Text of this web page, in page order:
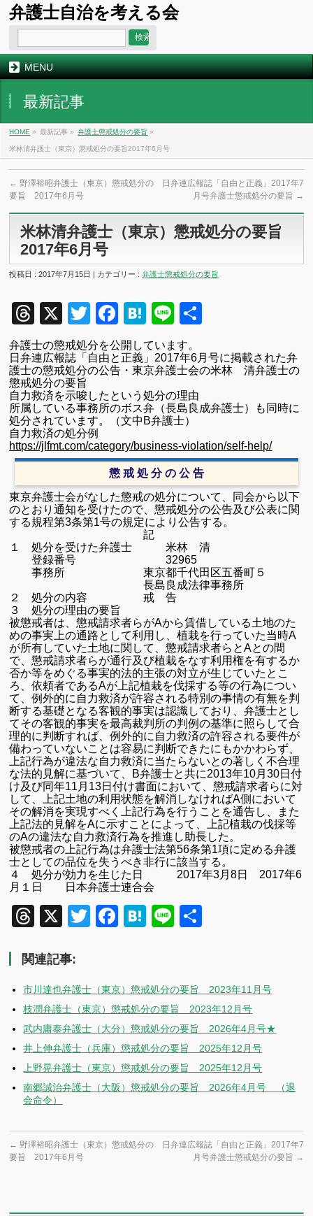
弁護士自治を考える会
MENU
最新記事
HOME » 最新記事 » 弁護士懲戒処分の要旨 »
米林清弁護士（東京）懲戒処分の要旨2017年6月号
← 野澤裕昭弁護士（東京）懲戒処分の
要旨 2017年6月号
日弁連広報誌「自由と正義」2017年7
月号弁護士懲戒処分の要旨 →
米林清弁護士（東京）懲戒処分の要旨
2017年6月号
投稿日 : 2017年7月15日 | カテゴリー :弁護士懲戒処分の要旨
Threads
X TwitterFacebook
Hatena
Line
弁護士の懲戒処分を公開しています。
日弁連広報誌「自由と正義」2017年6月号に掲載された弁
護士の懲戒処分の公告・東京弁護士会の米林 清弁護士の
懲戒処分の要旨
自力救済を示唆したという処分の理由
所属している事務所のボス弁（長島良成弁護士）も同時に
処分されています。（文中B弁護士）
自力救済の処分例
https://jlfmt.com/category/business-violation/self-help/
懲 戒 処 分 の 公 告
東京弁護士会がなした懲戒の処分について、同会から以下
のとおり通知を受けたので、懲戒処分の公告及び公表に関
する規程第3条第1号の規定により公告する。
記
１ 処分を受けた弁護士 米林 清
登録番号 32965
事務所 東京都千代田区五番町５
長島良成法律事務所
２ 処分の内容 戒 告
３ 処分の理由の要旨
被懲戒者は、懲戒請求者らがAから賃借している土地のた
めの事実上の通路として利用し、植栽を行っていた当時A
が所有していた土地に関して、懲戒請求者らとAとの間
で、懲戒請求者らが通行及び植栽をなす利用権を有するか
否か等をめぐる事実的法的主張の対立が生じていたとこ
ろ、依頼者であるAが上記植栽を伐採する等の行為につい
て、例外的に自力救済が許容される特別の事情の有無を判
断する基礎となる客観的事実は認識しており、弁護士とし
てその客観的事実を最高裁判所の判例の基準に照らして合
理的に判断すれば、例外的に自力救済の許容される要件が
備わっていないことは容易に判断できたにもかかわらず、
上記行為が違法な自力救済に当たらないとの著しく不合理
な法的見解に基づいて、B弁護士と共に2013年10月30日付
け及び同年11月13日付け書面において、懲戒請求者らに対
して、上記土地の利用状態を解消しなければA側において
その解消を実現すべく上記行為を行うことを通告し、また
上記法的見解をAに示すことによって、上記植栽の伐採等
のAの違法な自力救済行為を推進し助長した。
被懲戒者の上記行為は弁護士法第56条第1項に定める弁護
士としての品位を失うべき非行に該当する。
４ 処分が効力を生じた日 2017年3月8日 2017年6
月１日 日本弁護士連合会
Threads
X TwitterFacebook
Hatena
Line
関連記事:
市川達也弁護士（東京）懲戒処分の要旨 2023年11月号
枝潤弁護士（東京）懲戒処分の要旨 2023年12月号
武内庸泰弁護士（大分）懲戒処分の要旨 2026年4月号★
井上伸弁護士（兵庫）懲戒処分の要旨 2025年12月号
上野晃弁護士（東京）懲戒処分の要旨 2025年12月号
南郷誠治弁護士（大阪）懲戒処分の要旨 2026年4月号 （退
会命令）
← 野澤裕昭弁護士（東京）懲戒処分の
要旨 2017年6月号
日弁連広報誌「自由と正義」2017年7
月号弁護士懲戒処分の要旨 →